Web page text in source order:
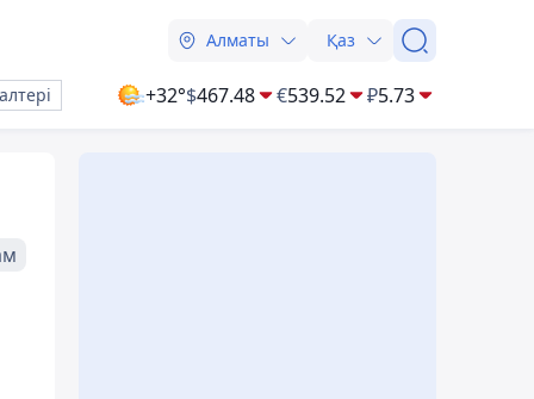
Алматы Қаз
+32°$467.48 €539.52 ₽5.73